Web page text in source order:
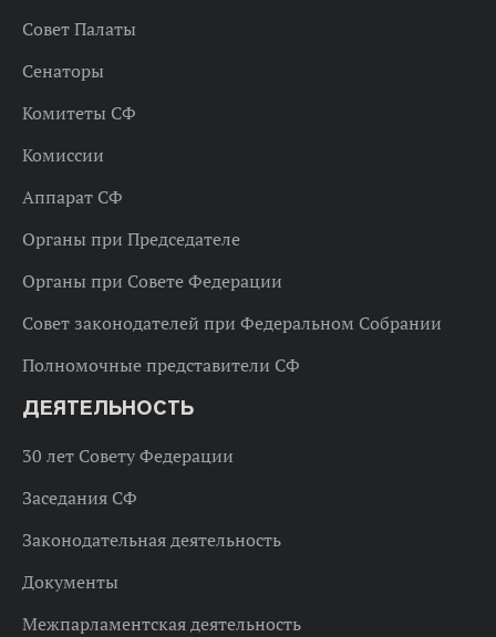
Совет Палаты
Сенаторы
Комитеты СФ
Комиссии
Аппарат СФ
Органы при Председателе
Органы при Совете Федерации
Совет законодателей при Федеральном Собрании
Полномочные представители СФ
ДЕЯТЕЛЬНОСТЬ
30 лет Совету Федерации
Заседания СФ
Законодательная деятельность
Документы
Межпарламентская деятельность